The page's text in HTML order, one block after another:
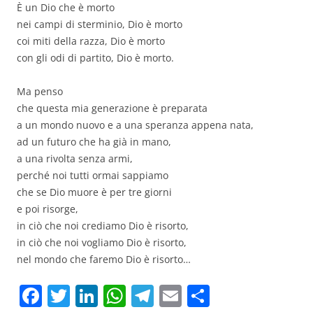
È un Dio che è morto
nei campi di sterminio, Dio è morto
coi miti della razza, Dio è morto
con gli odi di partito, Dio è morto.
Ma penso
che questa mia generazione è preparata
a un mondo nuovo e a una speranza appena nata,
ad un futuro che ha già in mano,
a una rivolta senza armi,
perché noi tutti ormai sappiamo
che se Dio muore è per tre giorni
e poi risorge,
in ciò che noi crediamo Dio è risorto,
in ciò che noi vogliamo Dio è risorto,
nel mondo che faremo Dio è risorto…
F T Li W T E